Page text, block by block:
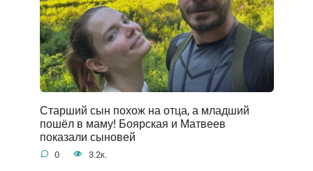
Старший сын похож на отца, а младший
пошёл в маму! Боярская и Матвеев
показали сыновей
0 3.2к.